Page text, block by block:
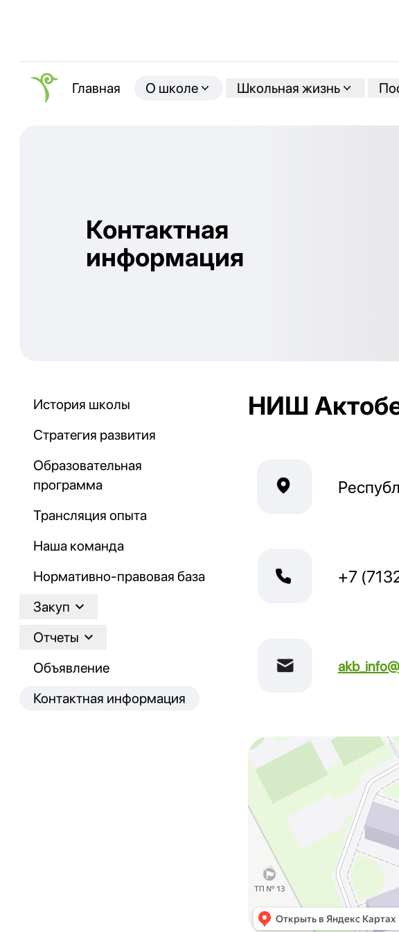
Главная О школе Школьная жизнь
Контактная
информация
История школы
Стратегия развития
Образовательная
программа
Трансляция опыта
Наша команда
Нормативно-правовая база
Закуп
Отчеты
Объявление
Контактная информация
НИШ
+7